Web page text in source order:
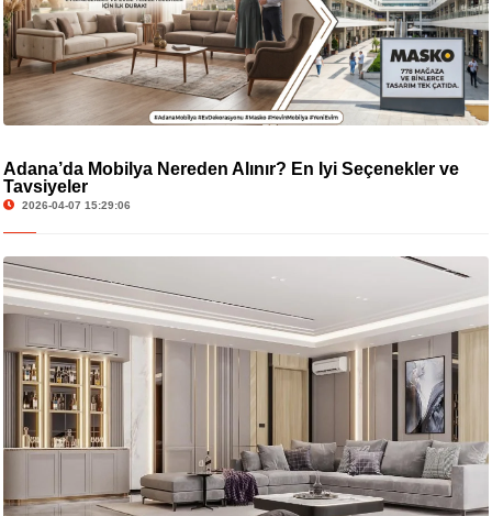
Adana’da Mobilya Nereden Alınır? En İyi Seçenekler ve
Tavsiyeler
2026-04-07 15:29:06